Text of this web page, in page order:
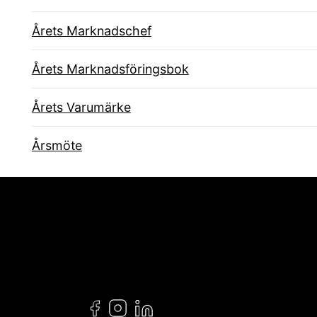
Årets Marknadschef
Årets Marknadsföringsbok
Årets Varumärke
Årsmöte